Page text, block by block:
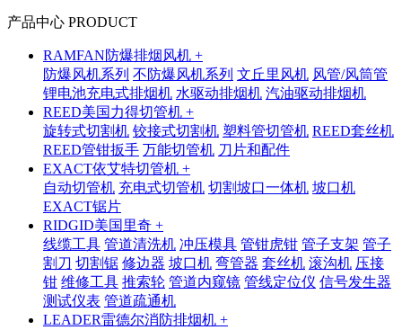
产品中心 PRODUCT
RAMFAN防爆排烟风机 +
防爆风机系列 不防爆风机系列 文丘里风机 风管/风筒管
锂电池充电式排烟机 水驱动排烟机 汽油驱动排烟机
REED美国力得切管机 +
旋转式切割机 铰接式切割机 塑料管切管机 REED套丝机
REED管钳扳手 万能切管机 刀片和配件
EXACT依艾特切管机 +
自动切管机 充电式切管机 切割坡口一体机 坡口机
EXACT锯片
RIDGID美国里奇 +
线缆工具 管道清洗机 冲压模具 管钳虎钳 管子支架 管子
割刀 切割锯 修边器 坡口机 弯管器 套丝机 滚沟机 压接
钳 维修工具 推索轮 管道内窥镜 管线定位仪 信号发生器
测试仪表 管道疏通机
LEADER雷德尔消防排烟机 +